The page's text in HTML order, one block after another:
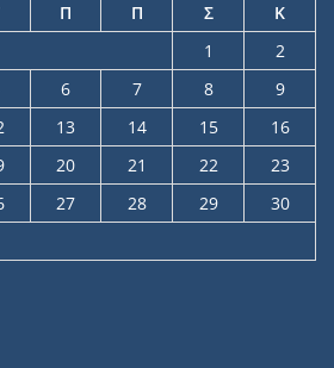
Π Π Σ
Κ
1
2
6 7 8
9
13 14 15
16
20 21 22
23
27 28 29
30